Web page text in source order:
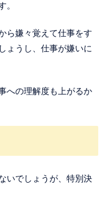
。
ら嫌々覚えて仕事をす
ょうし、仕事が嫌いに
への理解度も上がるか
いでしょうが、特別決